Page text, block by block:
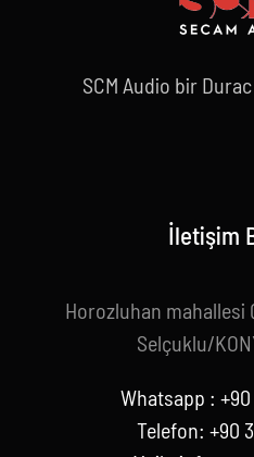
SCM Audio bir
İletişim
Horozluhan mahallesi
Selçuklu/
Whatsapp : +90
Telefon: +90